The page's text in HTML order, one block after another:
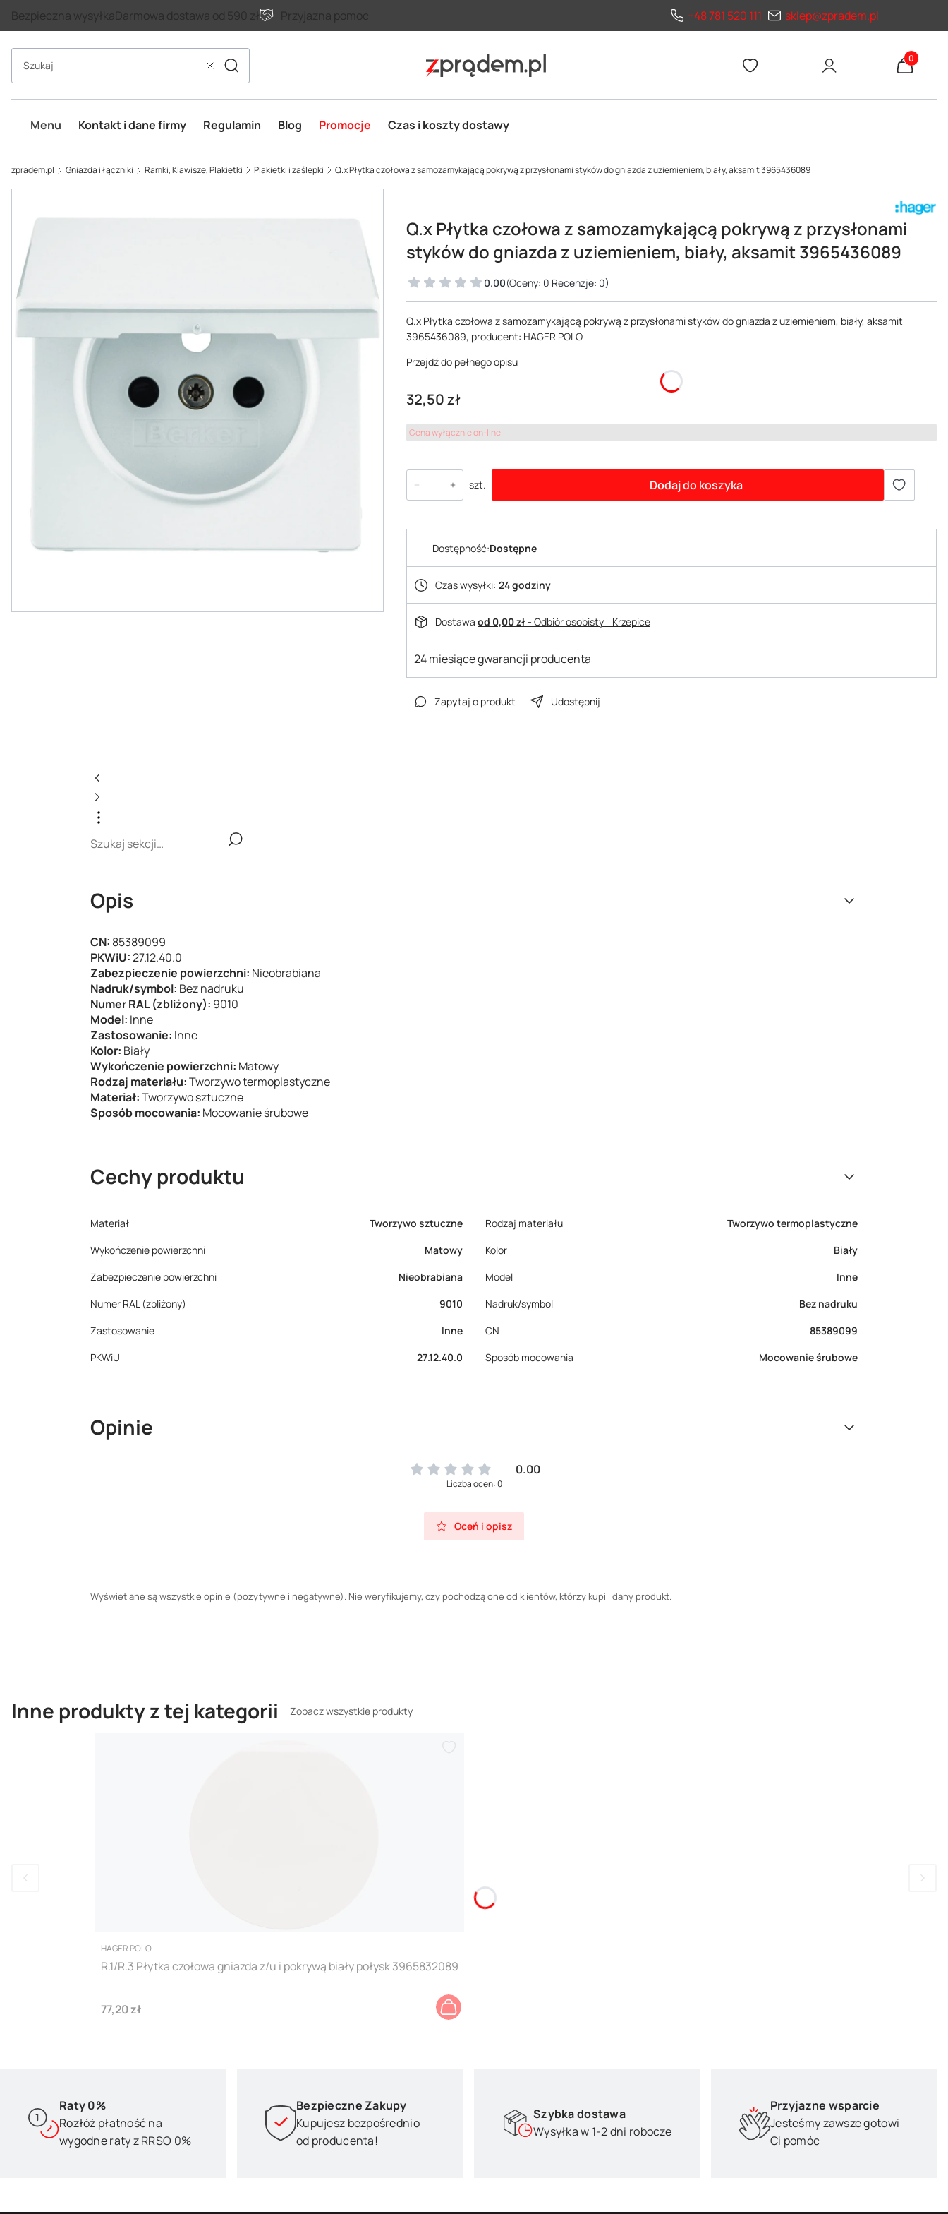
Bezpieczna wysyłkaDarmowa dostawa od 590 zł Przyjazna pomoc +48 781 520 111 sklep@zpradem.pl
WyczyśćSzukaj Produkty
Menu Kontakt i dane firmy Regulamin Blog Promocje Czas i koszty dostawy
zpradem.pl Gniazda i łączniki Ramki, Klawisze, Plakietki Plakietki i zaślepki Q.x Płytka czołowa z samozamykającą pokrywą z przysłonami styków do gniazda z uziemieniem, biały, aksamit 3965436089
Q.x Płytka czołowa z samozamykającą pokrywą z przysłonami
styków do gniazda z uziemieniem, biały, aksamit 3965436089
0.00(Oceny: 0 Recenzje: 0)
Q.x Płytka czołowa z samozamykającą pokrywą z przysłonami styków do gniazda z uziemieniem, biały, aksamit
3965436089, producent: HAGER POLO
Przejdź do pełnego opisu
Cena
32,50 zł
Cena wyłącznie on-line
szt. Dodaj do koszyka
Dostępność:Dostępne
Czas wysyłki: 24 godziny
Dostawa od 0,00 zł- Odbiór osobisty_ Krzepice
24 miesiące gwarancji producenta
Zapytaj o produkt Udostępnij
Opis
CN: 85389099
PKWiU:27.12.40.0
Zabezpieczenie powierzchni: Nieobrabiana
Nadruk/symbol: Bez nadruku
Numer RAL (zbliżony): 9010
Model: Inne
Zastosowanie: Inne
Kolor: Biały
Wykończenie powierzchni: Matowy
Rodzaj materiału:Tworzywo termoplastyczne
Materiał:Tworzywo sztuczne
Sposób mocowania: Mocowanie śrubowe
Cechy produktu
Materiał Tworzywo sztuczne Rodzaj materiału
Tworzywo termoplastyczne
Wykończenie powierzchni
Matowy Kolor
Biały
Zabezpieczenie powierzchni
Nieobrabiana Model
Inne
Numer RAL (zbliżony)
9010 Nadruk/symbol
Bez nadruku
Zastosowanie
Inne CN
85389099
PKWiU
27.12.40.0 Sposób mocowania Mocowanie śrubowe
Opinie
0.00
Liczba ocen: 0
Oceń i opisz
Wyświetlane są wszystkie opinie (pozytywne i negatywne). Nie weryfikujemy, czy pochodzą one od klientów, którzy kupili dany produkt.
Inne produkty z tej kategorii Zobacz wszystkie produkty
PRODUCENT
HAGER POLO
R.1/R.3 Płytka czołowa gniazda z/u i pokrywą biały połysk 3965832089
Cena
77,20 zł
Raty 0%
Rozłóż płatność na
wygodne raty z RRSO 0%
Bezpieczne Zakupy
Kupujesz bezpośrednio
od producenta!
Szybka dostawa
Wysyłka w 1-2 dni robocze
Przyjazne wsparcie
Jesteśmy zawsze gotowi
Ci pomóc